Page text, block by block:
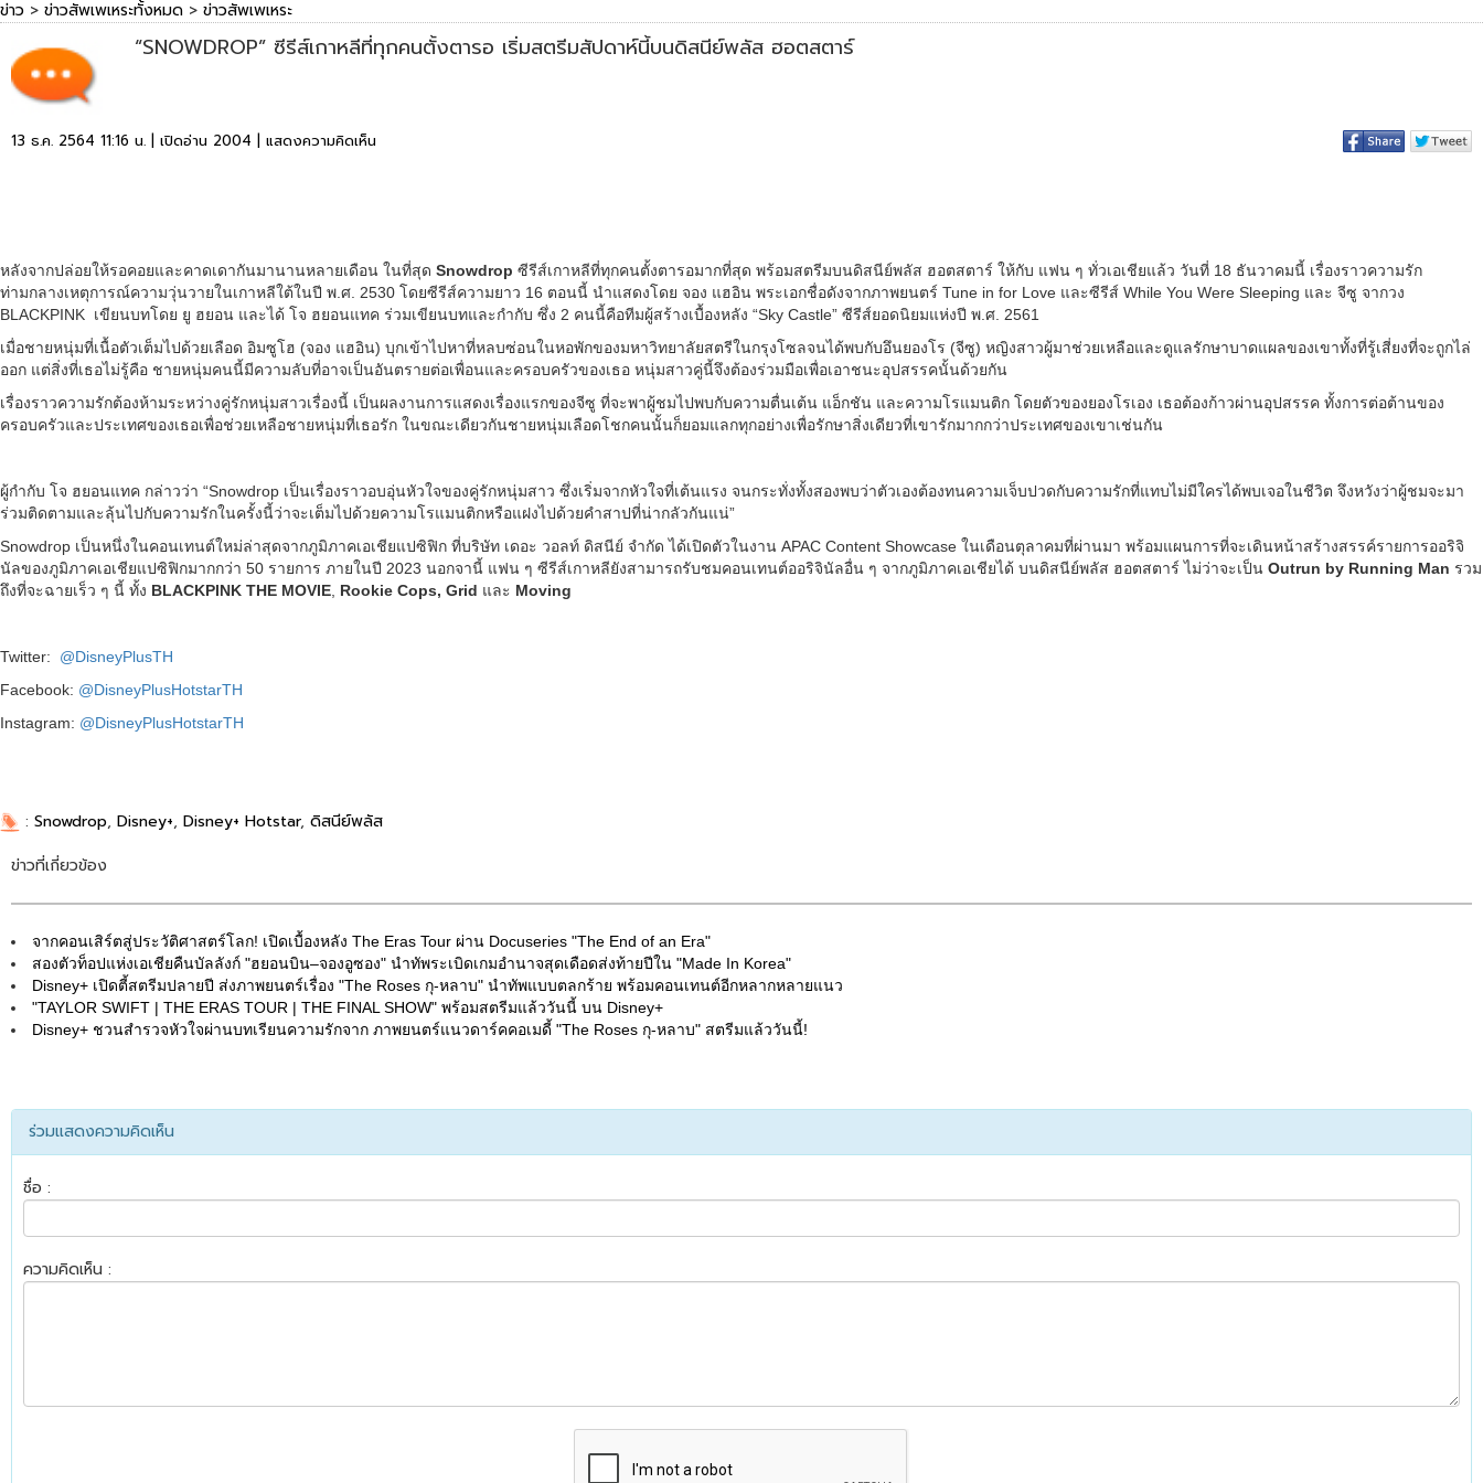
ข่าว > ข่าวสัพเพเหระทั้งหมด > ข่าวสัพเพเหระ
“SNOWDROP” ซีรีส์เกาหลีที่ทุกคนตั้งตารอ เริ่มสตรีมสัปดาห์นี้บนดิสนีย์พลัส ฮอตสตาร์
13 ธ.ค. 2564 11:16 น. | เปิดอ่าน 2004 | แสดงความคิดเห็น
หลังจากปล่อยให้รอคอยและคาดเดากันมานานหลายเดือน ในที่สุด Snowdrop ซีรีส์เกาหลีที่ทุกคนตั้งตารอมากที่สุด พร้อมสตรีมบนดิสนีย์พลัส ฮอตสตาร์ ให้กับ แฟน ๆ ทั่วเอเชียแล้ว วันที่ 18 ธันวาคมนี้ เรื่องราวความรัก
ท่ามกลางเหตุการณ์ความวุ่นวายในเกาหลีใต้ในปี พ.ศ. 2530 โดยซีรีส์ความยาว 16 ตอนนี้ นำแสดงโดย จอง แฮอิน พระเอกชื่อดังจากภาพยนตร์ Tune in for Love และซีรีส์ While You Were Sleeping และ จีซู จากวง
BLACKPINK เขียนบทโดย ยู ฮยอน และได้ โจ ฮยอนแทค ร่วมเขียนบทและกำกับ ซึ่ง 2 คนนี้คือทีมผู้สร้างเบื้องหลัง “Sky Castle” ซีรีส์ยอดนิยมแห่งปี พ.ศ. 2561
เมื่อชายหนุ่มที่เนื้อตัวเต็มไปด้วยเลือด อิมซูโฮ (จอง แฮอิน) บุกเข้าไปหาที่หลบซ่อนในหอพักของมหาวิทยาลัยสตรีในกรุงโซลจนได้พบกับอึนยองโร (จีซู) หญิงสาวผู้มาช่วยเหลือและดูแลรักษาบาดแผลของเขาทั้งที่รู้เสี่ยงที่จะถูกไล่
ออก แต่สิ่งที่เธอไม่รู้คือ ชายหนุ่มคนนี้มีความลับที่อาจเป็นอันตรายต่อเพื่อนและครอบครัวของเธอ หนุ่มสาวคู่นี้จึงต้องร่วมมือเพื่อเอาชนะอุปสรรคนั้นด้วยกัน
เรื่องราวความรักต้องห้ามระหว่างคู่รักหนุ่มสาวเรื่องนี้ เป็นผลงานการแสดงเรื่องแรกของจีซู ที่จะพาผู้ชมไปพบกับความตื่นเต้น แอ็กชัน และความโรแมนติก โดยตัวของยองโรเอง เธอต้องก้าวผ่านอุปสรรค ทั้งการต่อต้านของ
ครอบครัวและประเทศของเธอเพื่อช่วยเหลือชายหนุ่มที่เธอรัก ในขณะเดียวกันชายหนุ่มเลือดโชกคนนั้นก็ยอมแลกทุกอย่างเพื่อรักษาสิ่งเดียวที่เขารักมากกว่าประเทศของเขาเช่นกัน
ผู้กำกับ โจ ฮยอนแทค กล่าวว่า “Snowdrop เป็นเรื่องราวอบอุ่นหัวใจของคู่รักหนุ่มสาว ซึ่งเริ่มจากหัวใจที่เต้นแรง จนกระทั่งทั้งสองพบว่าตัวเองต้องทนความเจ็บปวดกับความรักที่แทบไม่มีใครได้พบเจอในชีวิต จึงหวังว่าผู้ชมจะมา
ร่วมติดตามและลุ้นไปกับความรักในครั้งนี้ว่าจะเต็มไปด้วยความโรแมนติกหรือแฝงไปด้วยคำสาปที่น่ากลัวกันแน่”
Snowdrop เป็นหนึ่งในคอนเทนต์ใหม่ล่าสุดจากภูมิภาคเอเชียแปซิฟิก ที่บริษัท เดอะ วอลท์ ดิสนีย์ จำกัด ได้เปิดตัวในงาน APAC Content Showcase ในเดือนตุลาคมที่ผ่านมา พร้อมแผนการที่จะเดินหน้าสร้างสรรค์รายการออริจิ
นัลของภูมิภาคเอเชียแปซิฟิกมากกว่า 50 รายการ ภายในปี 2023 นอกจานี้ แฟน ๆ ซีรีส์เกาหลียังสามารถรับชมคอนเทนต์ออริจินัลอื่น ๆ จากภูมิภาคเอเชียได้ บนดิสนีย์พลัส ฮอตสตาร์ ไม่ว่าจะเป็น Outrun by Running Man รวม
ถึงที่จะฉายเร็ว ๆ นี้ ทั้ง BLACKPINK THE MOVIE Rookie Cops, Grid และ Moving
Twitter: @DisneyPlusTH
Facebook: @DisneyPlusHotstarTH
Instagram: @DisneyPlusHotstarTH
: Snowdrop, Disney+, Disney+ Hotstar, ดิสนีย์พลัส
ข่าวที่เกี่ยวข้อง
จากคอนเสิร์ตสู่ประวัติศาสตร์โลก! เปิดเบื้องหลัง The Eras Tour ผ่าน Docuseries "The End of an Era"
สองตัวท็อปแห่งเอเชียคืนบัลลังก์ "ฮยอนบิน–จองอูซอง" นำทัพระเบิดเกมอำนาจสุดเดือดส่งท้ายปีใน "Made In Korea"
Disney+ เปิดตี้สตรีมปลายปี ส่งภาพยนตร์เรื่อง "The Roses กุ-หลาบ" นำทัพแบบตลกร้าย พร้อมคอนเทนต์อีกหลากหลายแนว
"TAYLOR SWIFT | THE ERAS TOUR | THE FINAL SHOW" พร้อมสตรีมแล้ววันนี้ บน Disney+
Disney+ ชวนสำรวจหัวใจผ่านบทเรียนความรักจาก ภาพยนตร์แนวดาร์คคอเมดี้ "The Roses กุ-หลาบ" สตรีมแล้ววันนี้!
ร่วมแสดงความคิดเห็น
ชื่อ :
ความคิดเห็น :